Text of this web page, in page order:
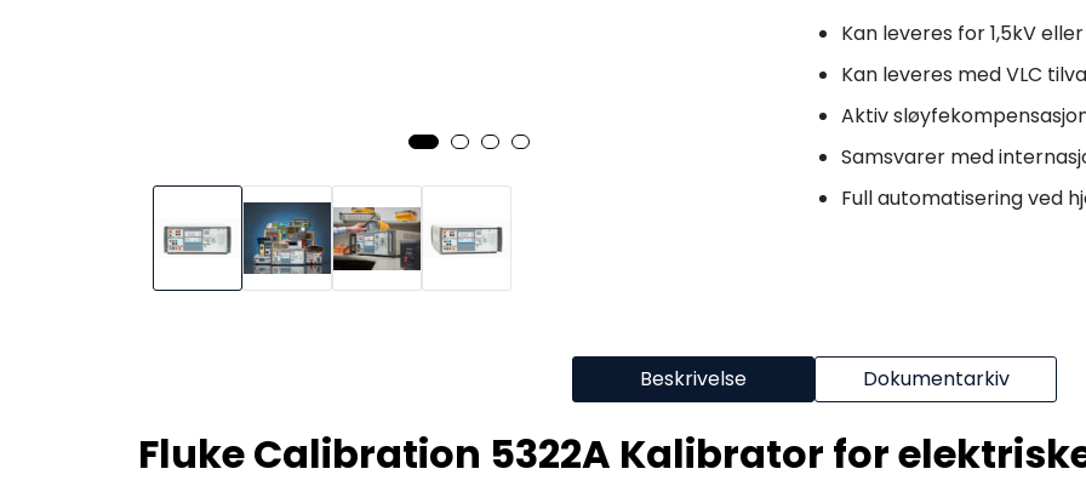
Kan leveres for 1,5kV
Kan leveres med VLC
Aktiv
Samsvarer med
Full automatisering ved
Beskrivelse Dokumentarkiv
Fluke Calibration 5322A Kalibrator for